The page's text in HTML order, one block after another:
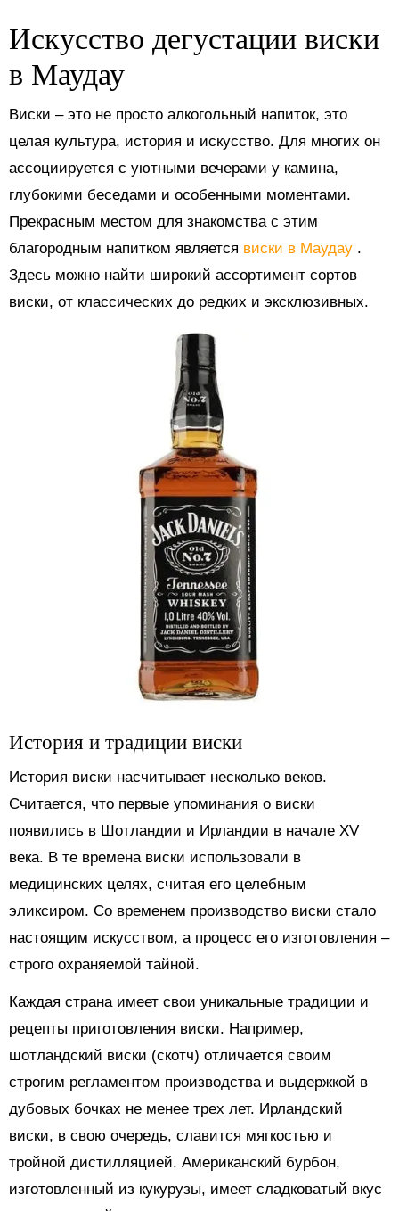
Искусство дегустации виски
в Маудау
Виски – это не просто алкогольный напиток, это
целая культура, история и искусство. Для многих он
ассоциируется с уютными вечерами у камина,
глубокими беседами и особенными моментами.
Прекрасным местом для знакомства с этим
благородным напитком является виски в Маудау .
Здесь можно найти широкий ассортимент сортов
виски, от классических до редких и эксклюзивных.
История и традиции виски
История виски насчитывает несколько веков.
Считается, что первые упоминания о виски
появились в Шотландии и Ирландии в начале XV
века. В те времена виски использовали в
медицинских целях, считая его целебным
эликсиром. Со временем производство виски стало
настоящим искусством, а процесс его изготовления –
строго охраняемой тайной.
Каждая страна имеет свои уникальные традиции и
рецепты приготовления виски. Например,
шотландский виски (скотч) отличается своим
строгим регламентом производства и выдержкой в
дубовых бочках не менее трех лет. Ирландский
виски, в свою очередь, славится мягкостью и
тройной дистилляцией. Американский бурбон,
изготовленный из кукурузы, имеет сладковатый вкус